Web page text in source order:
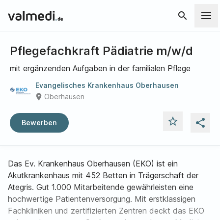
search
Pflegefachkraft Pädiatrie m/w/d
mit ergänzenden Aufgaben in der familialen Pflege
Evangelisches Krankenhaus Oberhausen
place Oberhausen
Bewerben star_outline share
Das Ev. Krankenhaus Oberhausen (EKO) ist ein
Akutkrankenhaus mit 452 Betten in Trägerschaft der
Ategris. Gut 1.000 Mitarbeitende gewährleisten eine
hochwertige Patientenversorgung. Mit erstklassigen
Fachkliniken und zertifizierten Zentren deckt das EKO